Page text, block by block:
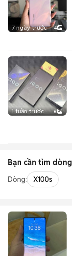
7 ngày trước 4
1 tuần trước 6
Bạn cần tìm dòng
Dòng: X100s